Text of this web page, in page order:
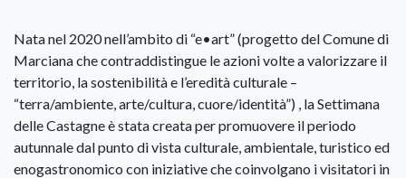
Nata nel 2020 nell’ambito di “e•art” (progetto del Comune di
Marciana che contraddistingue le azioni volte a valorizzare il
territorio, la sostenibilità e l’eredità culturale –
“terra/ambiente, arte/cultura, cuore/identità”) , la Settimana
delle Castagne è stata creata per promuovere il periodo
autunnale dal punto di vista culturale, ambientale, turistico ed
enogastronomico con iniziative che coinvolgano i visitatori in